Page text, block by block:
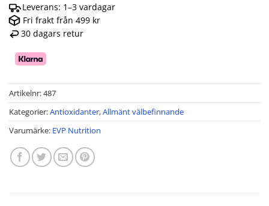
Leverans: 1–3 vardagar
Fri frakt från 499 kr
30 dagars retur
Artikelnr:487
Kategorier:Antioxidanter,Allmänt välbefinnande
Varumärke: EVP Nutrition